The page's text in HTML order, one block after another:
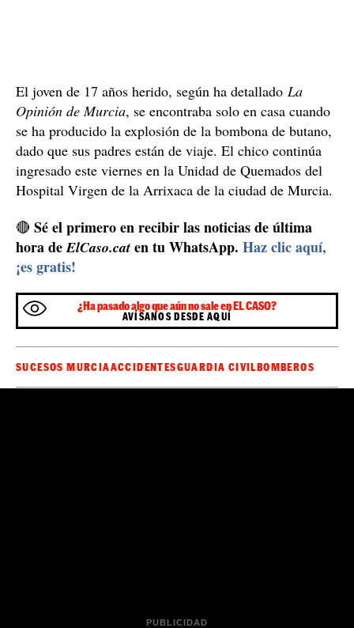
El joven de 17 años herido, según ha detallado La
Opinión de Murcia, se encontraba solo en casa cuando
se ha producido la explosión de la bombona de butano,
dado que sus padres están de viaje. El chico continúa
ingresado este viernes en la Unidad de Quemados del
Hospital Virgen de la Arrixaca de la ciudad de Murcia.
🔴 Sé el primero en recibir las noticias de última
hora deElCaso.cat en tu WhatsApp. Haz clic aquí,
¡es gratis!
¿Ha pasado algo que aún no sale en EL CASO?
AVÍSANOS DESDE AQUÍ
SUCESOS MURCIAACCIDENTESGUARDIA CIVILBOMBEROS